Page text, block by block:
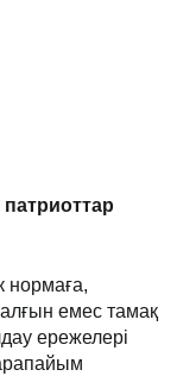
нормаға,
емес тамақ
ережелері